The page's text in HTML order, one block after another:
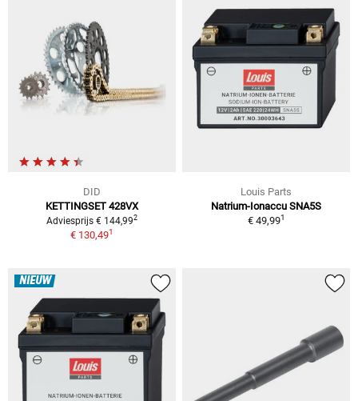
DID
KETTINGSET 428VX
Adviesprijs € 144,992
€ 130,491
Louis Parts
Natrium-Ionaccu SNA5S
€ 49,991
NIEUW